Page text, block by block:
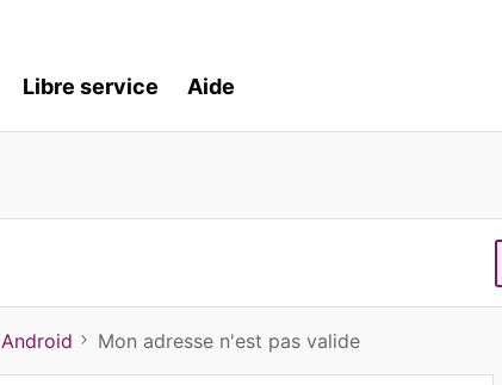
Libre service Aide
Android Mon adresse n'est pas valide